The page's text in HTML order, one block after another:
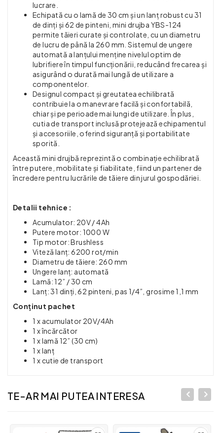
lucrare.
Echipată cu o lamă de 30 cm și un lanț robust cu 31
de dinți și 62 de pinteni, mini drujba YBS-124
permite tăieri curate și controlate, cu un diametru
de lucru de până la 260 mm. Sistemul de ungere
automată a lanțului menține nivelul optim de
lubrifiere în timpul funcționării, reducând frecarea și
asigurând o durată mai lungă de utilizare a
componentelor.
Designul compact și greutatea echilibrată
contribuie la o manevrare facilă și confortabilă,
chiar și pe perioade mai lungi de utilizare. În plus,
cutia de transport inclusă protejează echipamentul
și accesoriile, oferind siguranță și portabilitate
sporită.
Această mini drujbă reprezintă o combinație echilibrată
între putere, mobilitate și fiabilitate, fiind un partener de
încredere pentru lucrările de tăiere din jurul gospodăriei.
Detalii tehnice :
Acumulator: 20V / 4Ah
Putere motor: 1000 W
Tip motor: Brushless
Viteză lanț: 6200 rot/min
Diametru de tăiere: 260 mm
Ungere lanț: automată
Lamă: 12” / 30 cm
Lanț: 31 dinți, 62 pinteni, pas 1/4”, grosime 1,1 mm
Conținut pachet
1 x acumulator 20V/4Ah
1 x încărcător
1 x lamă 12” (30 cm)
1 x lanț
1 x cutie de transport
TE-AR MAI PUTEA INTERESA